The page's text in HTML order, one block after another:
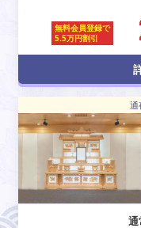
無料会員登録で
5.5万円割引
通
通